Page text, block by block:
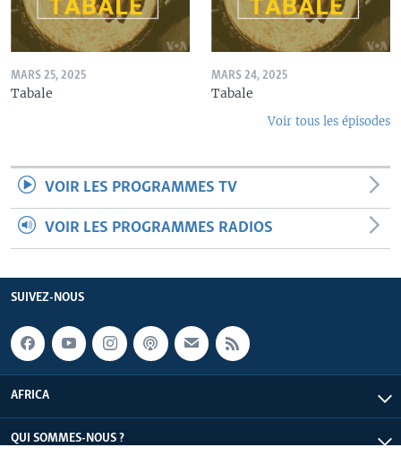
MARS 25, 2025
Tabale
MARS 24, 2025
Tabale
Voir tous les épisodes
VOIR LES PROGRAMMES TV
VOIR LES PROGRAMMES RADIOS
SUIVEZ-NOUS
AFRICA
QUI SOMMES-NOUS ?